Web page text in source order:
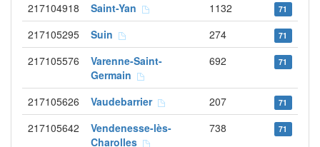
217104918 Saint-Yan 1132 71
217105295 Suin 274 71
217105576
Varenne-Saint-
Germain
692 71
217105626 Vaudebarrier 207 71
217105642
Vendenesse-lès-
Charolles
738 71